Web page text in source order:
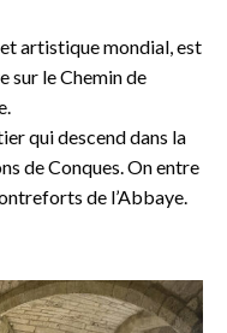
artistique mondial, est
sur le Chemin de
qui descend dans la
de Conques. On entre
de l’Abbaye.